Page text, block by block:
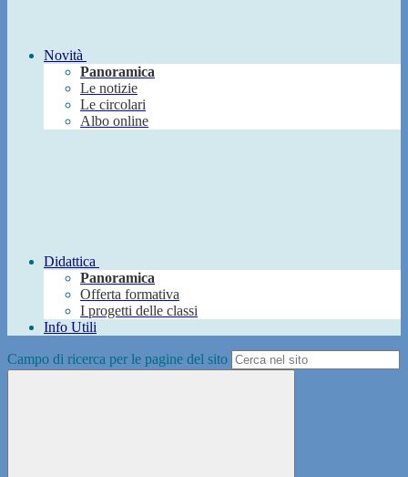
Novità
Panoramica
Le notizie
Le circolari
Albo online
Didattica
Panoramica
Offerta formativa
I progetti delle classi
Info Utili
Campo di ricerca per le pagine del sito